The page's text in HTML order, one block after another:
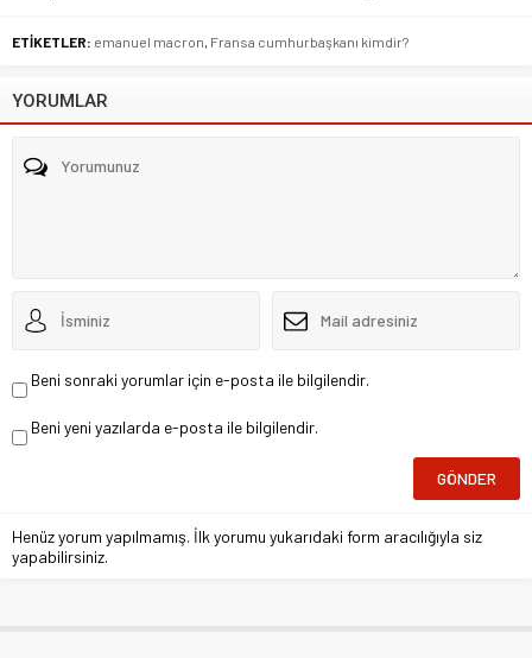
ETİKETLER: emanuel macron Fransa cumhurbaşkanı kimdir?
YORUMLAR
Beni sonraki yorumlar için e-posta ile bilgilendir.
Beni yeni yazılarda e-posta ile bilgilendir.
Henüz yorum yapılmamış. İlk yorumu yukarıdaki form aracılığıyla siz
yapabilirsiniz.